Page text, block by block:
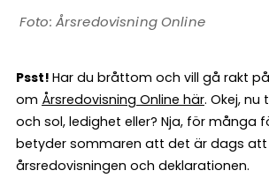
Årsredovisning Online
Psst! Har du bråttom och vill gå rakt
om Årsredovisning Online här. Okej, nu
och sol, ledighet eller? Nja, för många
betyder sommaren att det är dags
årsredovisningen och deklarationen.